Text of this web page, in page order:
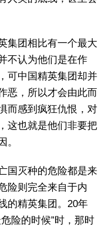
集团相比有一个最大
不认为他们是在作
可中国精英集团却并
恶，所以才会由此而
而感到疯狂仇恨，对
这也就是他们非要把
。
国灭种的危险都是来
险则完全来自于内
的精英集团。20年
险的时候”时，那时